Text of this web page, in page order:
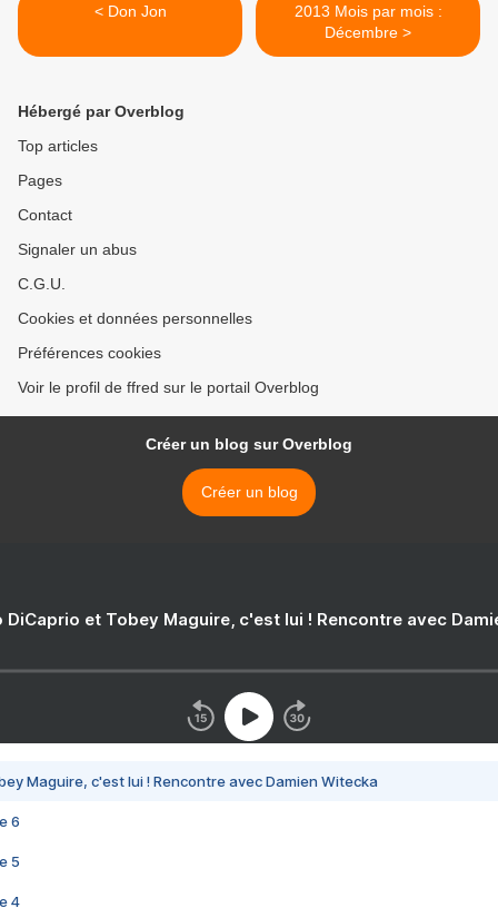
< Don Jon
2013 Mois par mois :
Décembre >
Hébergé par Overblog
Top articles
Pages
Contact
Signaler un abus
C.G.U.
Cookies et données personnelles
Préférences cookies
Voir le profil de ffred sur le portail Overblog
Créer un blog sur Overblog
Créer un blog
DiCaprio et Tobey Maguire, c'est lui ! Rencontre avec
Maguire, c'est lui ! Rencontre avec Damien Witecka
6
5
4